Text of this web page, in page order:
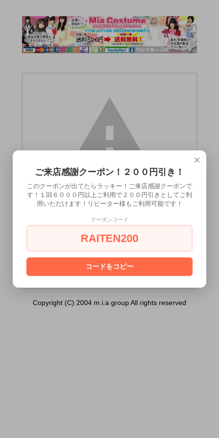
要 濃密 300ml）は18歳未満の方には販
[ はい ] [ いいえ ]
Copyright (C) 2004 m.i.a group All rights reserved
×
ご来店感謝クーポン！２００円引き！
このクーポンが出てたらラッキー！ご来店感謝クーポンで
す！１回６０００円以上ご利用で２００円引きとしてご利
用いただけます！リピーター様もご利用可能です！
クーポンコード
RAITEN200
コードをコピー